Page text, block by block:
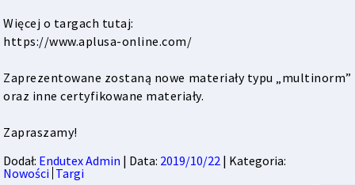
Więcej o targach tutaj:
https://www.aplusa-online.com/
Zaprezentowane zostaną nowe materiały typu „multinorm”
oraz inne certyfikowane materiały.
Zapraszamy!
Dodał: Endutex Admin | Data: 2019/10/22 | Kategoria:
Nowości Targi